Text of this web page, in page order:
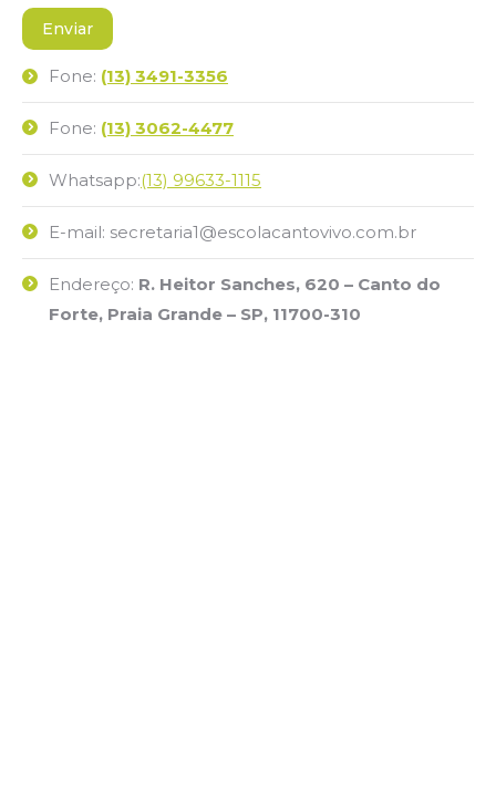
Fone: (13) 3491-3356
Fone: (13) 3062-4477
Whatsapp:(13) 99633-1115
E-mail: secretaria1@escolacantovivo.com.br
Endereço: R. Heitor Sanches, 620 – Canto do
Forte, Praia Grande – SP, 11700-310